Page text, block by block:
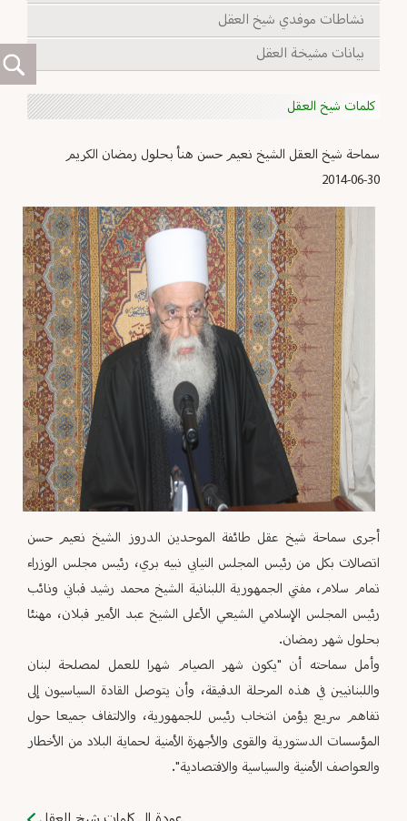
نشاطات موفدي شيخ العقل
بيانات مشيخة العقل
كلمات شيخ العقل
سماحة شيخ العقل الشيخ نعيم حسن هنأ بحلول رمضان الكريم
2014-06-30
أجرى سماحة شيخ عقل طائفة الموحدين الدروز الشيخ نعيم حسن
اتصالات بكل من رئيس المجلس النيابي نبيه بري، رئيس مجلس الوزراء
تمام سلام، مفتي الجمهورية اللبنانية الشيخ محمد رشيد قباني ونائب
رئيس المجلس الإسلامي الشيعي الأعلى الشيخ عبد الأمير قبلان، مهنئا
بحلول شهر رمضان.
وأمل سماحته أن "يكون شهر الصيام شهرا للعمل لمصلحة لبنان
واللبنانيين في هذه المرحلة الدقيقة، وأن يتوصل القادة السياسيون إلى
تفاهم سريع يؤمن انتخاب رئيس للجمهورية، والالتفاف جميعا حول
المؤسسات الدستورية والقوى والأجهزة الأمنية لحماية البلاد من الأخطار
والعواصف الأمنية والسياسية والاقتصادية".